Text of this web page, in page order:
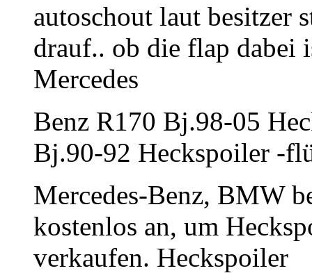
autoschout laut besitzer
drauf.. ob die flap dabei
Mercedes
Benz R170 Bj.98-05
Bj.90-92 Heckspoiler -
Mercedes-Benz, BMW
kostenlos an, um
verkaufen. Heckspoiler